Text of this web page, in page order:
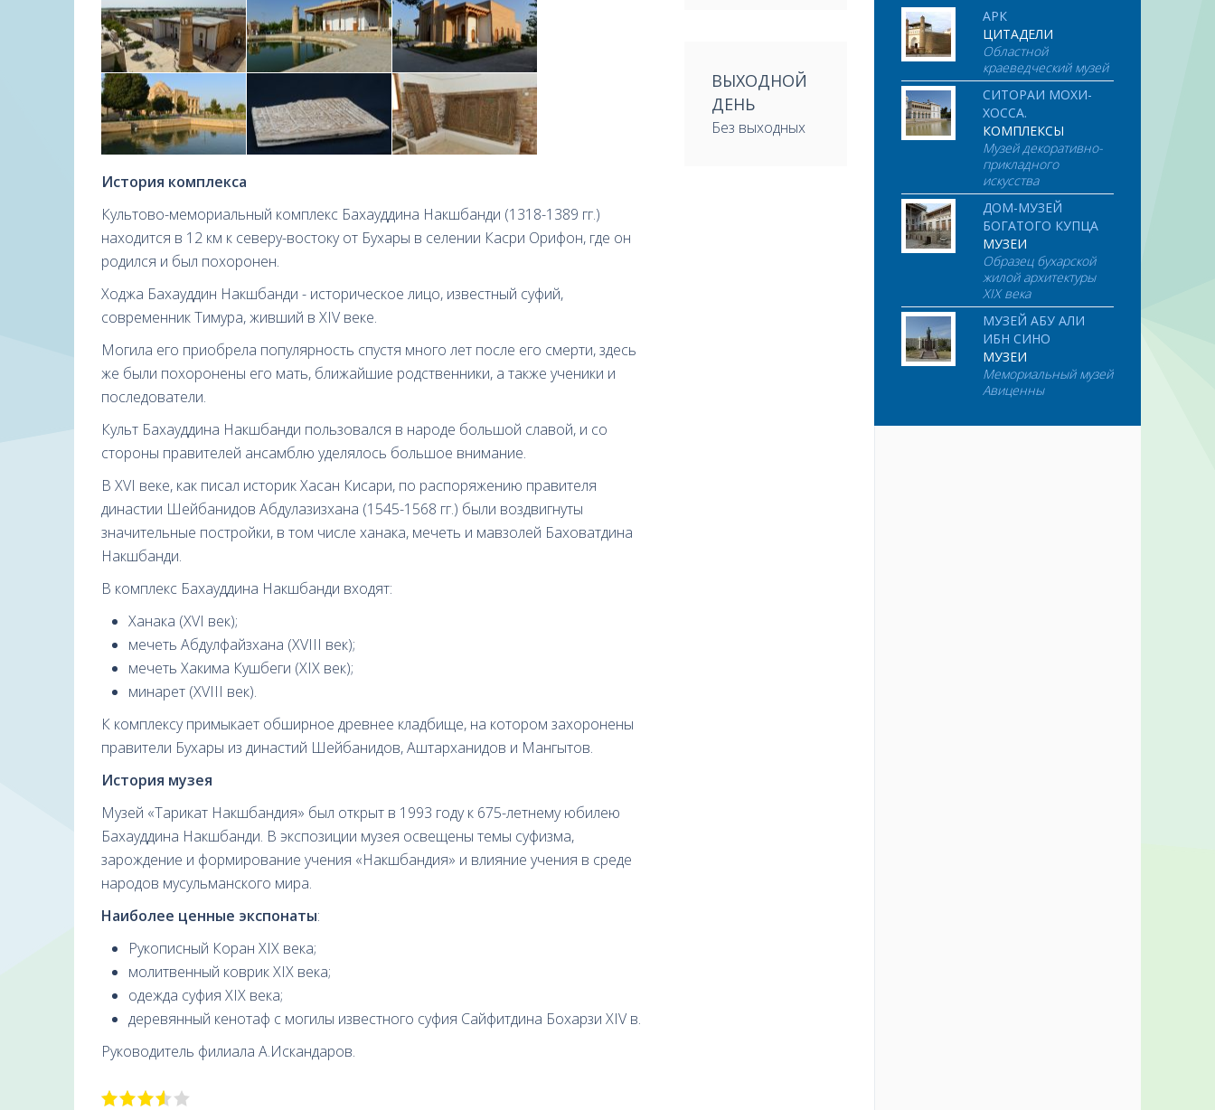
История комплекса
Культово-мемориальный комплекс Бахауддина Накшбанди (1318-1389 гг.)
находится в 12 км к северу-востоку от Бухары в селении Касри Орифон, где он
родился и был похоронен.
Ходжа Бахауддин Накшбанди - историческое лицо, известный суфий,
современник Тимура, живший в XIV веке.
Могила его приобрела популярность спустя много лет после его смерти, здесь
же были похоронены его мать, ближайшие родственники, а также ученики и
последователи.
Культ Бахауддина Накшбанди пользовался в народе большой славой, и со
стороны правителей ансамблю уделялось большое внимание.
В XVI веке, как писал историк Хасан Кисари, по распоряжению правителя
династии Шейбанидов Абдулазизхана (1545-1568 гг.) были воздвигнуты
значительные постройки, в том числе ханака, мечеть и мавзолей Баховатдина
Накшбанди.
В комплекс Бахауддина Накшбанди входят:
Ханака (XVI век);
мечеть Абдулфайзхана (XVIII век);
мечеть Хакима Кушбеги (XIX век);
минарет (XVIII век).
К комплексу примыкает обширное древнее кладбище, на котором захоронены
правители Бухары из династий Шейбанидов, Аштарханидов и Мангытов.
История музея
Музей «Тарикат Накшбандия» был открыт в 1993 году к 675-летнему юбилею
Бахауддина Накшбанди. В экспозиции музея освещены темы суфизма,
зарождение и формирование учения «Накшбандия» и влияние учения в среде
народов мусульманского мира.
Наиболее ценные экспонаты:
Рукописный Коран XIX века;
молитвенный коврик XIX века;
одежда суфия XIX века;
деревянный кенотаф с могилы известного суфия Сайфитдина Бохарзи XIV в.
Руководитель филиала А.Искандаров.
ВЫХОДНОЙ
ДЕНЬ
Без выходных
АРК
ЦИТАДЕЛИ
Областной
краеведческий музей
СИТОРАИ МОХИ-
ХОССА.
КОМПЛЕКСЫ
Музей декоративно-
прикладного
искусства
ДОМ-МУЗЕЙ
БОГАТОГО КУПЦА
МУЗЕИ
Образец бухарской
жилой архитектуры
XIX века
МУЗЕЙ АБУ АЛИ
ИБН СИНО
МУЗЕИ
Мемориальный музей
Авиценны